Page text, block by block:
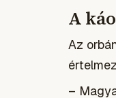
A
Az
–